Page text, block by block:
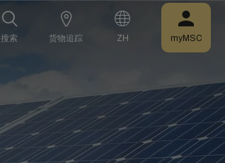
搜索 货物追踪 ZH myMSC